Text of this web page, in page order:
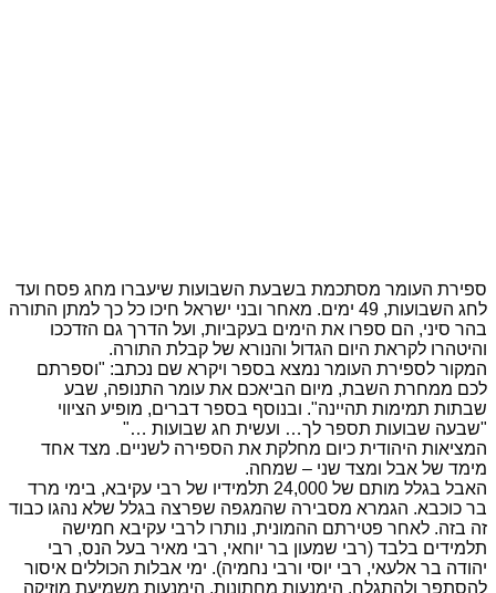
ספירת העומר מסתכמת בשבעת השבועות שיעברו מחג פסח ועד
לחג השבועות, 49 ימים. מאחר ובני ישראל חיכו כל כך למתן התורה
בהר סיני, הם ספרו את הימים בעקביות, ועל הדרך גם הזדככו
והיטהרו לקראת היום הגדול והנורא של קבלת התורה.
המקור לספירת העומר נמצא בספר ויקרא שם נכתב: "וספרתם
לכם ממחרת השבת, מיום הביאכם את עומר התנופה, שבע
שבתות תמימות תהיינה". ובנוסף בספר דברים, מופיע הציווי
"שבעה שבועות תספר לך… ועשית חג שבועות …"
המציאות היהודית כיום מחלקת את הספירה לשניים. מצד אחד
מימד של אבל ומצד שני – שמחה.
האבל בגלל מותם של 24,000 תלמידיו של רבי עקיבא, בימי מרד
בר כוכבא. הגמרא מסבירה שהמגפה שפרצה בגלל שלא נהגו כבוד
זה בזה. לאחר פטירתם ההמונית, נותרו לרבי עקיבא חמישה
תלמידים בלבד (רבי שמעון בר יוחאי, רבי מאיר בעל הנס, רבי
יהודה בר אלעאי, רבי יוסי ורבי נחמיה). ימי אבלות הכוללים איסור
להסתפר ולהתגלח, הימנעות מחתונות, הימנעות משמיעת מוזיקה